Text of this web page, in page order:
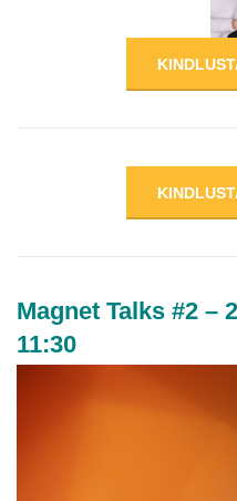
Magnet Talks #2 –
11:30